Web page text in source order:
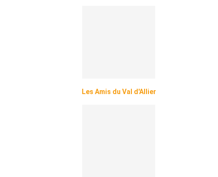
Les Amis du Val d'Allier